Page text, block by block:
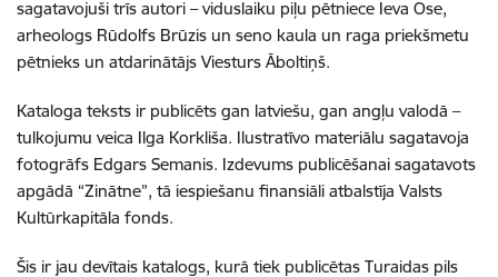
sagatavojuši trīs autori – viduslaiku piļu pētniece Ieva Ose,
arheologs Rūdolfs Brūzis un seno kaula un raga priekšmetu
pētnieks un atdarinātājs Viesturs Āboltiņš.
Kataloga teksts ir publicēts gan latviešu, gan angļu valodā –
tulkojumu veica Ilga Korkliša. Ilustratīvo materiālu sagatavoja
fotogrāfs Edgars Semanis. Izdevums publicēšanai sagatavots
apgādā “Zinātne”, tā iespiešanu finansiāli atbalstīja Valsts
Kultūrkapitāla fonds.
Šis ir jau devītais katalogs, kurā tiek publicētas Turaidas pils